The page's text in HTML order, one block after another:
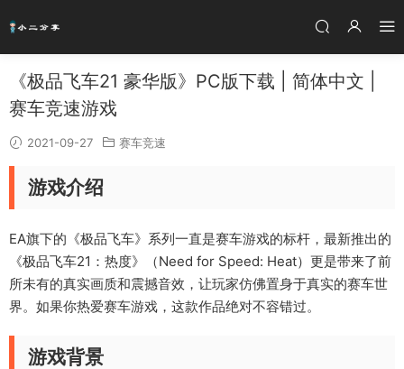
《极品飞车21 豪华版》PC版下载 | 简体中文 |
赛车竞速游戏
2021-09-27 赛车竞速
游戏介绍
EA旗下的《极品飞车》系列一直是赛车游戏的标杆，最新推出的
《极品飞车21：热度》（Need for Speed: Heat）更是带来了前
所未有的真实画质和震撼音效，让玩家仿佛置身于真实的赛车世
界。如果你热爱赛车游戏，这款作品绝对不容错过。
游戏背景